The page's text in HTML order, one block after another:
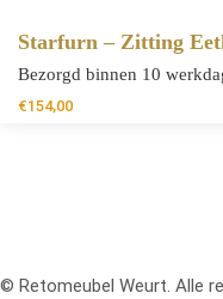
Starfurn – Zitting
Bezorgd binnen 10
€154,00
© Retomeubel Weurt. Alle